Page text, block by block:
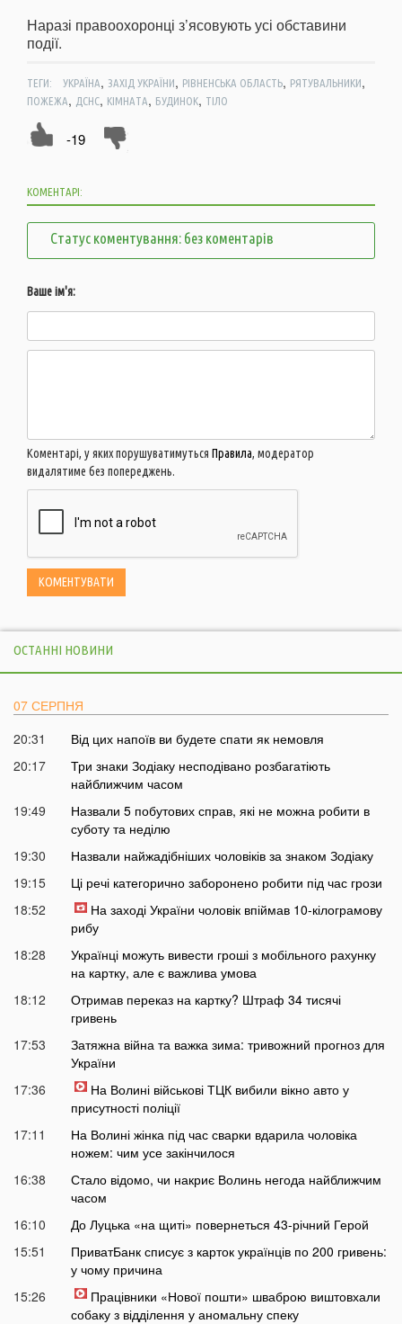
Наразі правоохоронці з’ясовують усі обставини
події.
ТЕГИ: УКРАЇНА, ЗАХІД УКРАЇНИ, РІВНЕНСЬКА ОБЛАСТЬ, РЯТУВАЛЬНИКИ,
ПОЖЕЖА, ДСНС, КІМНАТА, БУДИНОК, ТІЛО
-19
КОМЕНТАРІ:
Статус коментування: без коментарів
Ваше ім'я:
Коментарі, у яких порушуватимуться Правила, модератор
видалятиме без попереджень.
ОСТАННІ НОВИНИ
07 СЕРПНЯ
20:31
Від цих напоїв ви будете спати як немовля
20:17
Три знаки Зодіаку несподівано розбагатіють
найближчим часом
19:49
Назвали 5 побутових справ, які не можна робити в
суботу та неділю
19:30
Назвали найжадібніших чоловіків за знаком Зодіаку
19:15
Ці речі категорично заборонено робити під час грози
18:52
На заході України чоловік впіймав 10-кілограмову
рибу
18:28
Українці можуть вивести гроші з мобільного рахунку
на картку, але є важлива умова
18:12
Отримав переказ на картку? Штраф 34 тисячі
гривень
17:53
Затяжна війна та важка зима: тривожний прогноз для
України
17:36
На Волині військові ТЦК вибили вікно авто у
присутності поліції
17:11
На Волині жінка під час сварки вдарила чоловіка
ножем: чим усе закінчилося
16:38
Стало відомо, чи накриє Волинь негода найближчим
часом
16:10
До Луцька «на щиті» повернеться 43-річний Герой
15:51
ПриватБанк списує з карток українців по 200 гривень:
у чому причина
15:26
Працівники «Нової пошти» шваброю виштовхали
собаку з відділення у аномальну спеку